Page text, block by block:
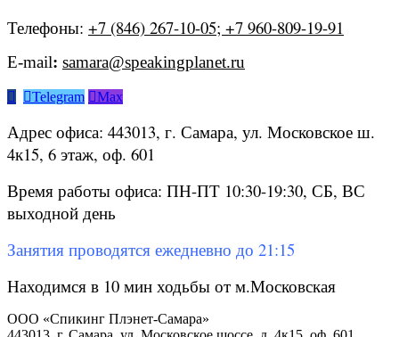
Телефоны: +7 (846) 267-10-05; +7 960-809-19-91
E-mail: samara@speakingplanet.ru
 Telegram Max
Адрес офиса: 443013, г. Самара, ул. Московское ш.
4к15, 6 этаж, оф. 601
Время работы офиса: ПН-ПТ 10:30-19:30, СБ, ВС
выходной день
Занятия проводятся ежедневно до 21:15
Находимся в 10 мин ходьбы от м.Московская
ООО «Спикинг Плэнет-Самара»